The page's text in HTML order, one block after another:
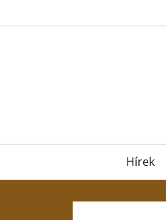
to
Primary
menu
Hírek